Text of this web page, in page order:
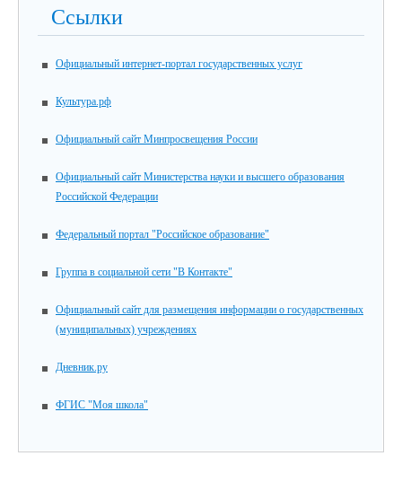
Ссылки
Официальный интернет-портал государственных услуг
Культура.рф
Официальный сайт Минпросвещения России
Официальный сайт Министерства науки и высшего образования
Российской Федерации
Федеральный портал "Российское образование"
Группа в социальной сети "В Контакте"
Официальный сайт для размещения информации о государственных
(муниципальных) учреждениях
Дневник.ру
ФГИС "Моя школа"